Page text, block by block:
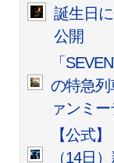
誕生日
公開
「
の特急
ァンミ
【公式
（14日